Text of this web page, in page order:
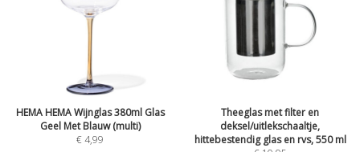
HEMA HEMA Wijnglas 380ml Glas
Geel Met Blauw (multi)
€ 4,99
Theeglas met filter en
deksel/uitlekschaaltje,
hittebestendig glas en rvs, 550 ml